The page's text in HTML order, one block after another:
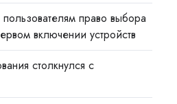
право выбора
включении устройств
столкнулся с